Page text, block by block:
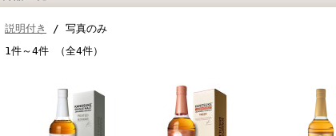
説明付き
/ 写真のみ
1件～4件 （全4件）